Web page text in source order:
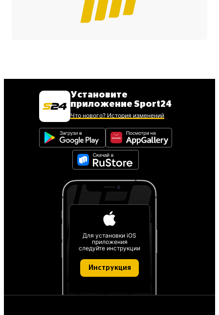
Установите
приложение Sport24
Что нового? История изменений
Для установки iOS
приложения
следуйте инструкции
Инструкция